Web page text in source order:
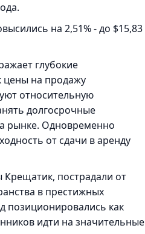
на 2,51% - до $15,83
глубокие
цены на продажу
относительную
долгосрочные
рынке. Одновременно
от сдачи в аренду
Крещатик, пострадали от
в престижных
позиционировались как
идти на значительные